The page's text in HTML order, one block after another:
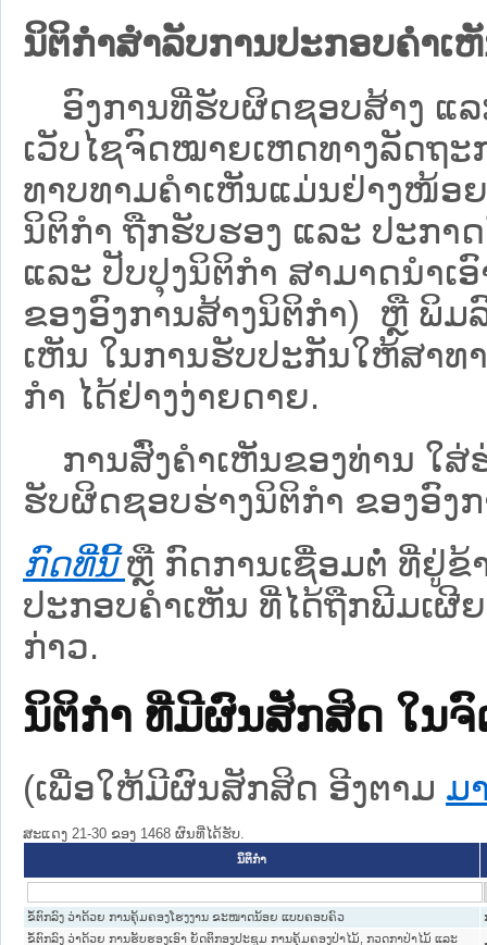
ນິຕິກຳສຳລັບການປະກອບຄຳເ
ອົງການທີ່ຮັບຜິດຊອບສ້າງ ແລ
ເວັບ​ໄຊຈົດໝາຍເຫດທາງລັດຖະ
ທາບທາມຄໍາເຫັນແມ່ນຢ່າງໜ້ອ
ນິຕິກໍາ ຖືກຮັບຮອງ ແລະ ປະກາ
ແລະ ປັບປຸງນິຕິກໍາ ສາມາດນຳເ
ຂອງອົງການສ້າງນິຕິກຳ) ຫຼື ພິມ
ເຫັນ ໃນການຮັບປະກັນໃຫ້ສາທ
ກຳ ໄດ້ຢ່າງງ່າຍດາຍ.
ການສົ່ງຄໍາເຫັນຂອງທ່ານ ໃສ່
ຮັບຜິດຊອບຮ່າງນິຕິກຳ ຂອງອົງ
ກົດທີ່ນີ້ ຫຼື ກົດການເຊື່ອມຕໍ່ ທີ່ຢູ່ຂ້
ປະກອບຄຳເຫັນ ທີ່ໄດ້ຖືກພີມເຜີ
ກ່າວ.
ນິຕິກໍາ ທີ່ມີຜົນສັກສິດ ໃນ
(ເພື່ອໃຫ້ມີຜົນສັກສິດ ອີງຕາມ ມ
ສະແດງ 21-30 ຂອງ 1468 ຜົນທີ່ໄດ້ຮັບ.
ນິຕິກໍາ
ຂໍ້ຕົກລົງ ວ່າດ້ວຍ ການຄຸ້ມຄອງໂຮງງານ ຂະໜາດນ້ອຍ ແບບຄອບຄົວ
ຂໍ້ຕົກລົງ ວ່າດ້ວຍ ການຮັບຮອງເອົາ ຍັດຕິກອງປະຊຸມ ການຄຸ້ມຄອງປ່າໄມ້, ກວດກາປ່າໄມ້ ແລະ